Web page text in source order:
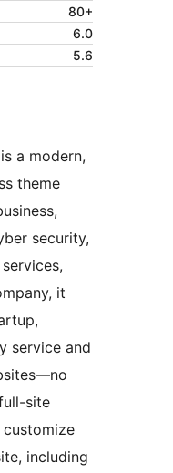
80+
6.0
5.6
a modern,
theme
security,
it
service and
site
including